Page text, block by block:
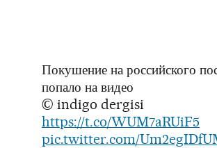
Покушение на российского
попало на видео
© indigo dergisi
https://t.co/WUM7aRUiF5
pic.twitter.com/